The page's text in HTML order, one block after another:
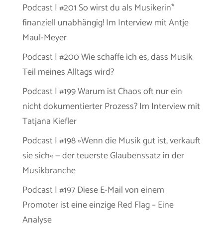
Podcast | #201 So wirst du als Musikerin*
finanziell unabhängig! Im Interview mit Antje
Maul-Meyer
Podcast | #200 Wie schaffe ich es, dass Musik
Teil meines Alltags wird?
Podcast | #199 Warum ist Chaos oft nur ein
nicht dokumentierter Prozess? Im Interview mit
Tatjana Kiefler
Podcast | #198 »Wenn die Musik gut ist, verkauft
sie sich« — der teuerste Glaubenssatz in der
Musikbranche
Podcast | #197 Diese E-Mail von einem
Promoter ist eine einzige Red Flag – Eine
Analyse